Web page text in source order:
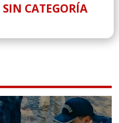
SIN CATEGORÍA